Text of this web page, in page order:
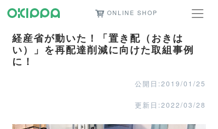
ONLINE SHOP
経産省が動いた！「置き配（おきは
い）」を再配達削減に向けた取組事例
に！
公開日:2019/01/25
更新日:2022/03/28